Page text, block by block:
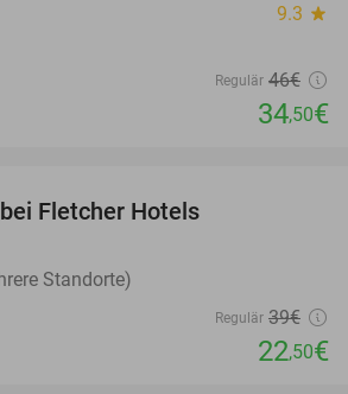
9.3 star
Regulär 46€
34,50€
Fletcher Hotels
Standorte)
Regulär 39€
22,50€